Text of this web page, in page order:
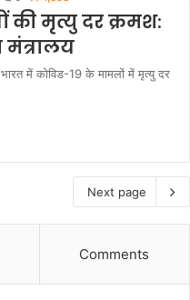
की मृत्यु दर क्रमश:
मंत्रालय
में कोविड-19 के मामलों में मृत्यु दर
Next page
Comments